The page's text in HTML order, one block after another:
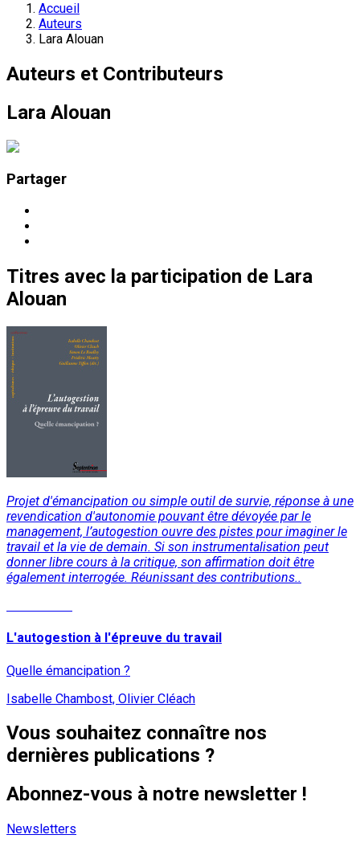
Accueil
Auteurs
Lara Alouan
Auteurs et Contributeurs
Lara Alouan
Partager
Titres avec la participation de Lara
Alouan
Projet d'émancipation ou simple outil de survie, réponse à une
revendication d'autonomie pouvant être dévoyée par le
management, l’autogestion ouvre des pistes pour imaginer le
travail et la vie de demain. Si son instrumentalisation peut
donner libre cours à la critique, son affirmation doit être
également interrogée. Réunissant des contributions..
L'autogestion à l'épreuve du travail
Quelle émancipation ?
Isabelle Chambost, Olivier Cléach
Vous souhaitez connaître nos
dernières publications ?
Abonnez-vous à notre newsletter !
Newsletters